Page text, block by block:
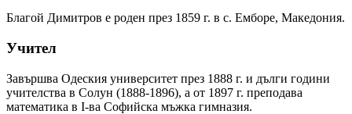
Благой Димитров е роден през 1859 г. в с. Емборе, Mакедония.
Учител
Завършва Одеския университет през 1888 г. и дълги години
учителства в Coлун (1888-1896), а от 1897 г. преподава
математика в I-ва Софийска мъжка гимназия.